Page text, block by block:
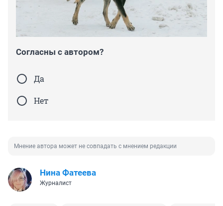
Согласны с автором?
Да
Нет
Мнение автора может не совпадать с мнением редакции
Нина Фатеева
Журналист